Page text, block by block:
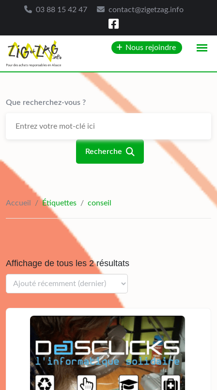
03 88 15 42 47 contact@zigetzag.info
content
Nous rejoindre
Que recherchez-vous ?
Recherche
Accueil / Étiquettes / conseil
Affichage de tous les 2 résultats